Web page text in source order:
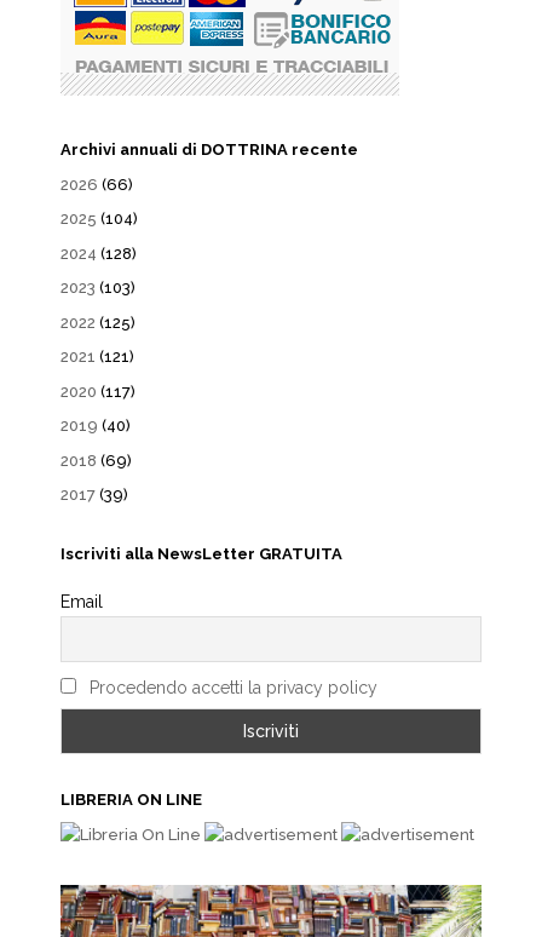
Archivi annuali di DOTTRINA recente
2026 (66)
2025 (104)
2024 (128)
2023 (103)
2022 (125)
2021 (121)
2020 (117)
2019 (40)
2018 (69)
2017 (39)
Iscriviti alla NewsLetter GRATUITA
Email
Procedendo accetti la privacy policy
LIBRERIA ON LINE